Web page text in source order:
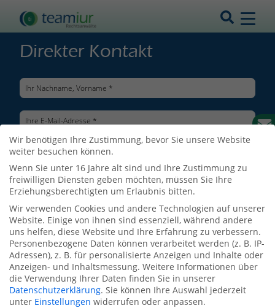
Direkter Kontakt
Ich bin mit der Verarbeitung meiner Daten entsprechend der
Datenschutzerklärungeinverstanden.
Anfrage senden
Wir benötigen Ihre Zustimmung, bevor Sie unsere Website
weiter besuchen können.
Wenn Sie unter 16 Jahre alt sind und Ihre Zustimmung zu
freiwilligen Diensten geben möchten, müssen Sie Ihre
Erziehungsberechtigten um Erlaubnis bitten.
Wir verwenden Cookies und andere Technologien auf unserer
Website. Einige von ihnen sind essenziell, während andere
uns helfen, diese Website und Ihre Erfahrung zu verbessern.
Personenbezogene Daten können verarbeitet werden (z. B. IP-
Adressen), z. B. für personalisierte Anzeigen und Inhalte oder
Anzeigen- und Inhaltsmessung. Weitere Informationen über
die Verwendung Ihrer Daten finden Sie in unserer
Datenschutzerklärung. Sie können Ihre Auswahl jederzeit
unter Einstellungen widerrufen oder anpassen.